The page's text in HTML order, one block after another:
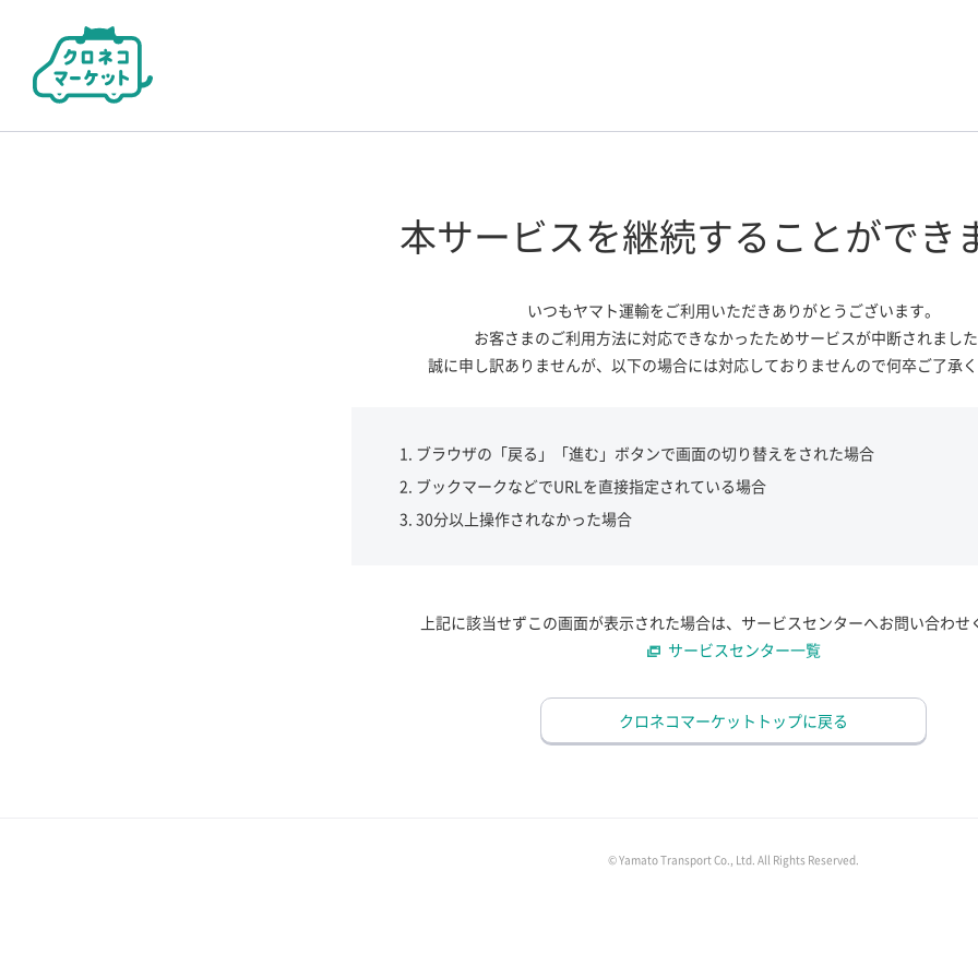
本サービスを継続する ことができ
いつもヤマト運輸をご利用いただきありがとうございます。
お客さまのご利用方法に対応できなかったためサービスが中断されました
誠に申し訳ありませんが、 以下の場合には対応しておりませんので何卒ご了承く
ブラウザの「戻る」「進む」ボタンで画面の切り替えをされた場合
ブックマークなどでURLを直接指定されている場合
30分以上操作されなかった場合
上記に該当せずこの画面が表示された場合は、サービスセンターへお問い合わせ
サービスセンター一覧
クロネコマーケットトップに戻る
© Yamato Transport Co., Ltd. All Rights Reserved.